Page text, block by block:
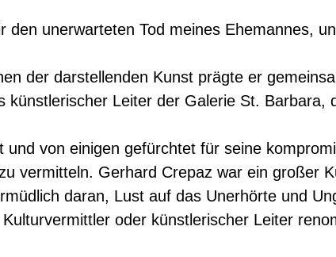
den unerwarteten Tod meines Ehemannes,
der darstellenden Kunst prägte er
künstlerischer Leiter der Galerie St. Barbara,
und von einigen gefürchtet für seine
vermitteln. Gerhard Crepaz war ein großer
daran, Lust auf das Unerhörte und
oder künstlerischer Leiter